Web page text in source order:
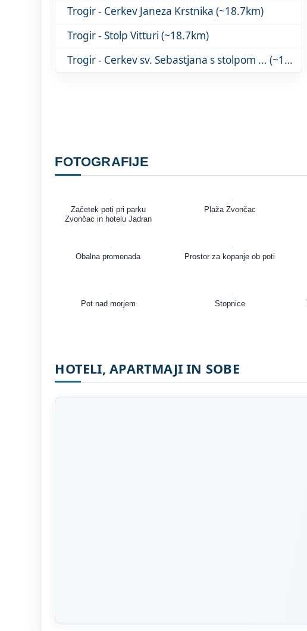
Trogir - Cerkev Janeza Krstnika (~18.7km)
Trogir - Stolp Vitturi (~18.7km)
Trogir - Cerkev sv. Sebastjana s stolpom ... (~18.7km)
FOTOGRAFIJE
Začetek poti pri parku
Zvončac in hotelu Jadran
Plaža Zvončac
Obalna promenada Prostor za kopanje ob poti
Pot nad morjem Stopnice
HOTELI, APARTMAJI IN SOBE